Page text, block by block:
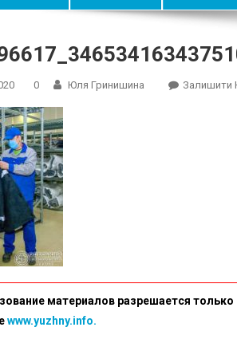
0 Юля Гринишина Залишити
материалов разрешается
www.yuzhny.info.